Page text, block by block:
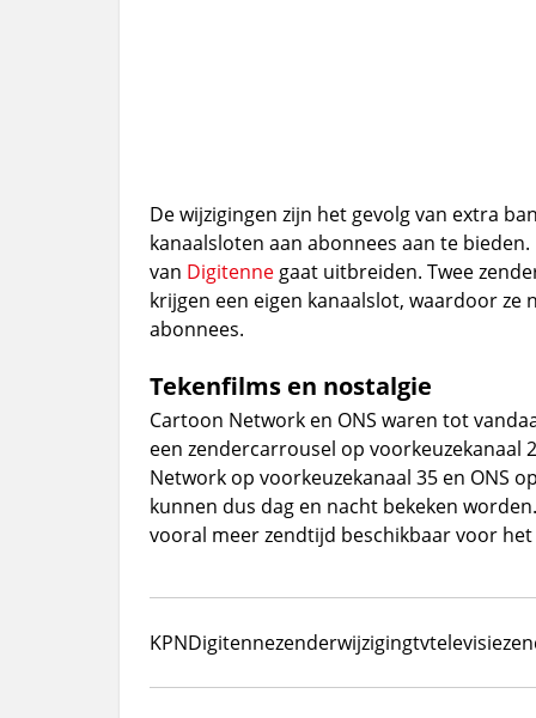
De wijzigingen zijn het gevolg van extra
kanaalsloten aan abonnees aan te
van Digitennegaat uitbreiden. Twee
krijgen een eigen kanaalslot, waardoor
abonnees.
Tekenfilms en nostalgie
Cartoon Network en ONS waren tot
een zendercarrousel op voorkeuzekanaal
Network op voorkeuzekanaal 35 en ONS
kunnen dus dag en nacht bekeken
vooral meer zendtijd beschikbaar voor het
KPNDigitennezenderwijzigingtvtelevisie